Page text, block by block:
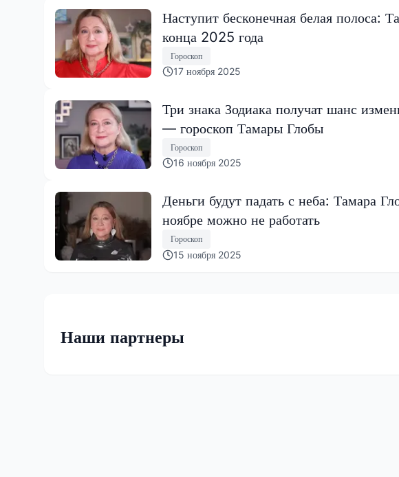
Наступит бесконечная белая полоса:
конца 2025 года
Гороскоп
17 ноября 2025
Три знака Зодиака получат шанс
— гороскоп Тамары Глобы
Гороскоп
16 ноября 2025
Деньги будут падать с неба: Тамара
ноябре можно не работать
Гороскоп
15 ноября 2025
Наши партнеры